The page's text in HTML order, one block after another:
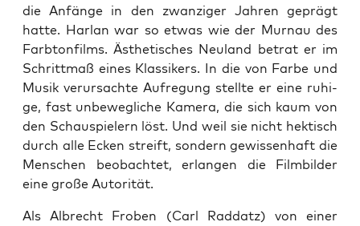
die Anfän­ge in den zwan­zi­ger Jah­ren geprägt
hat­te. Har­lan war so etwas wie der Mur­nau des
Farb­ton­films. Ästhe­ti­sches Neu­land betrat er im
Schritt­maß eines Klas­si­kers. In die von Far­be und
Musik ver­ur­sach­te Auf­re­gung stell­te er eine ruhi­
ge, fast unbe­weg­li­che Kame­ra, die sich kaum von
den Schau­spie­lern löst. Und weil sie nicht hek­tisch
durch alle Ecken streift, son­dern gewis­sen­haft die
Men­schen beob­ach­tet, erlan­gen die Film­bil­der
eine gro­ße Autorität.
Als Albrecht Fro­ben (Carl Rad­datz) von einer